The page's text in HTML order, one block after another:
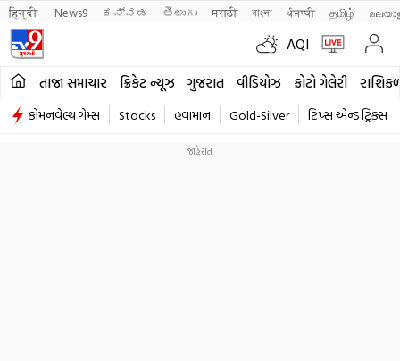
हिन्दी News9 ಕನ್ನಡ తెలుగు मराठी বাংলা ਪੰਜਾਬੀ தமிழ்
AQI
તાજા સમાચાર ક્રિકેટ ન્યૂઝ ગુજરાત વીડિયોઝ ફોટો ગેલેરી
કોમનવેલ્થ ગેમ્સ Stocks હવામાન Gold-Silver ટિપ્સ એન્ડ ટ્રિક્સ